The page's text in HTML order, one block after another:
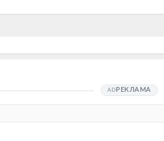
РЕКЛАМА